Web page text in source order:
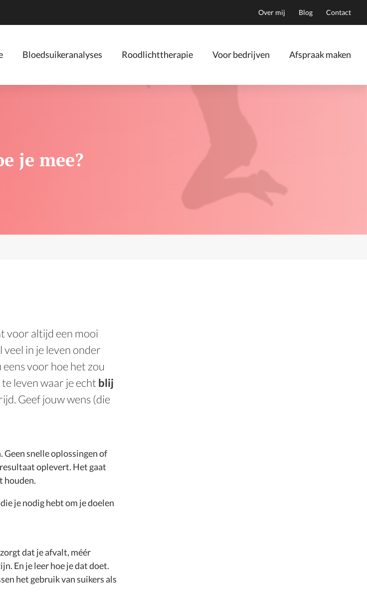
Over mij Blog Contact
Bloedsuikeranalyses Roodlichttherapie Voor bedrijven Afspraak maken
je mee?
voor altijd een mooi
veel in je leven onder
voor hoe het zou
leven waar je echt blij
Geef jouw wens (die
Geen snelle oplossingen of
oplevert. Het gaat
houden.
je nodig hebt om je doelen
dat je afvalt, méér
En je leer hoe je dat doet.
het gebruik van suikers als